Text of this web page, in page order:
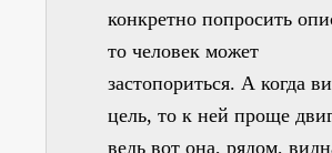
конкретно попросить
то человек может
застопориться. А когда
цель, то к ней проще
ведь вот она, рядом,